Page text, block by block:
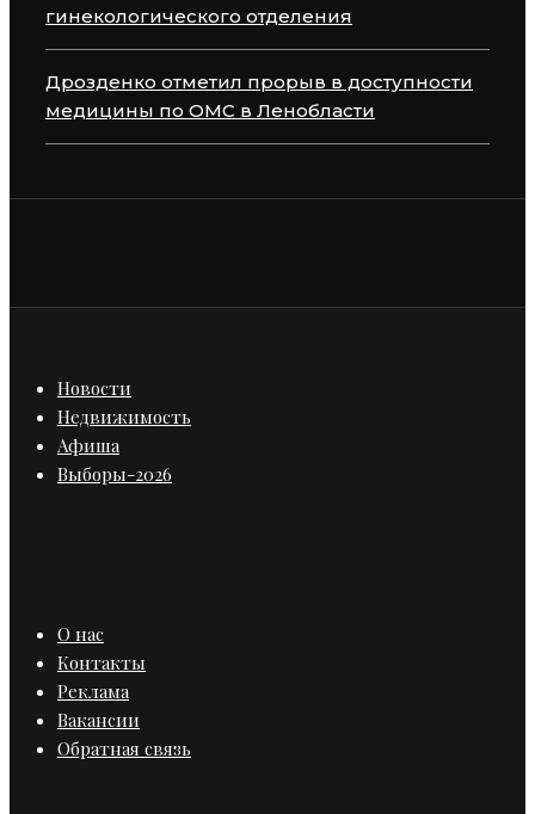
гинекологического отделения
Дрозденко отметил прорыв в доступности
медицины по ОМС в Ленобласти
Новости
Недвижимость
Афиша
Выборы-2026
О нас
Контакты
Реклама
Вакансии
Обратная связь